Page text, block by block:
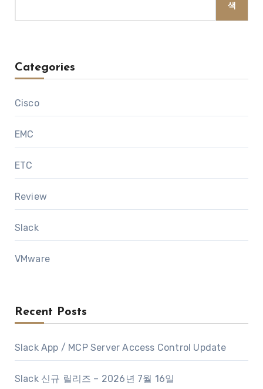
색
Categories
Cisco
EMC
ETC
Review
Slack
VMware
Recent Posts
Slack App / MCP Server Access Control Update
Slack 신규 릴리즈 – 2026년 7월 16일